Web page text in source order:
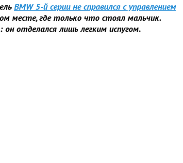
BMW 5-й серии не справился с управлением
месте, где только что стоял мальчик.
отделался лишь легким испугом.